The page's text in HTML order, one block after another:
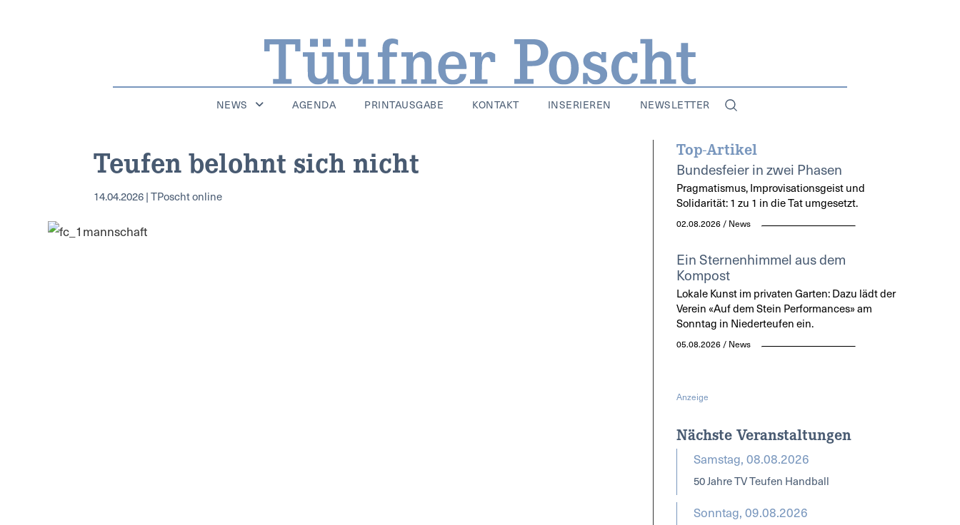
NEWS AGENDA PRINTAUSGABE KONTAKT INSERIEREN NEWSLETTER
Teufen belohnt sich nicht
14.04.2026 | TPoscht online
Top-Artikel
Bundesfeier in zwei Phasen
Pragmatismus, Improvisationsgeist und
Solidarität: 1 zu 1 in die Tat umgesetzt.
02.08.2026 / News
Ein Sternenhimmel aus dem
Kompost
Lokale Kunst im privaten Garten: Dazu lädt der
Verein «Auf dem Stein Performances» am
Sonntag in Niederteufen ein.
05.08.2026 / News
Anzeige
Nächste Veranstaltungen
Samstag, 08.08.2026
50 Jahre TV Teufen Handball
Sonntag, 09.08.2026